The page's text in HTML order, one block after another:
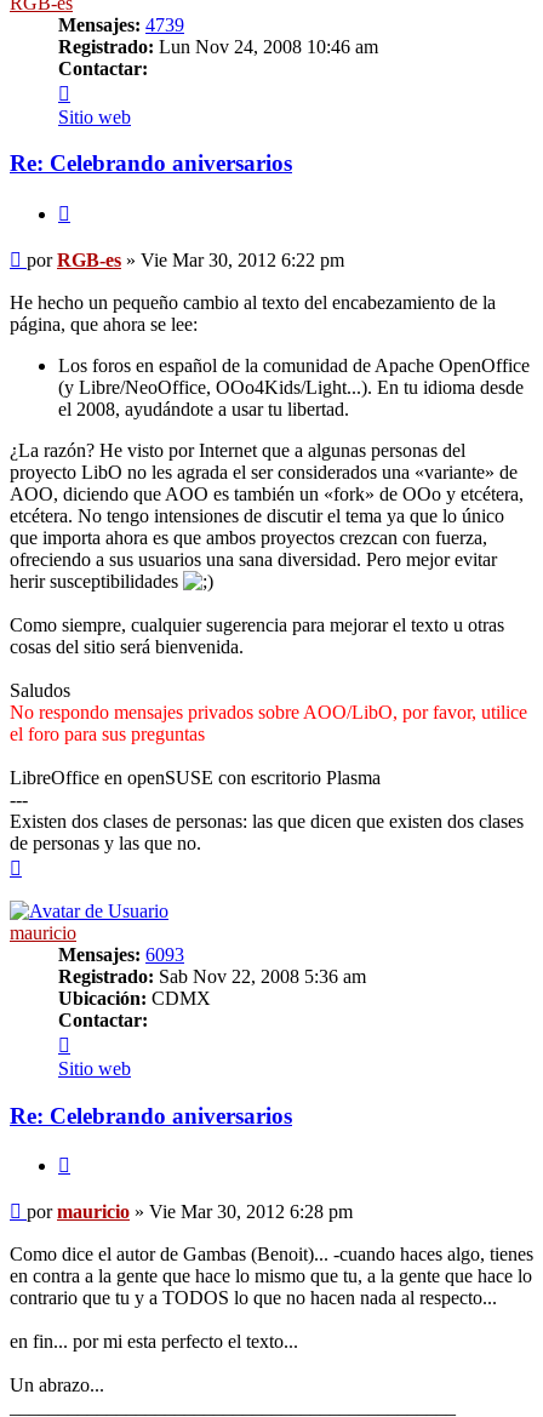
Mensajes: 4739
Registrado: Lun Nov 24, 2008 10:46 am
Contactar:
RGB-
es
Sitio web
Re: Celebrando aniversarios
Mensaje
porRGB-es » Vie Mar 30, 2012 6:22 pm
He hecho un pequeño cambio al texto del encabezamiento de la
página, que ahora se lee:
Los foros en español de la comunidad de Apache OpenOffice
(y Libre/NeoOffice, OOo4Kids/Light...). En tu idioma desde
el 2008, ayudándote a usar tu libertad.
¿La razón? He visto por Internet que a algunas personas del
proyecto LibO no les agrada el ser considerados una «variante» de
AOO, diciendo que AOO es también un «fork» de OOo y etcétera,
etcétera. No tengo intensiones de discutir el tema ya que lo único
que importa ahora es que ambos proyectos crezcan con fuerza,
ofreciendo a sus usuarios una sana diversidad. Pero mejor evitar
herir susceptibilidades
Como siempre, cualquier sugerencia para mejorar el texto u otras
cosas del sitio será bienvenida.
Saludos
No respondo mensajes privados sobre AOO/LibO, por favor, utilice
el foro para sus preguntas
LibreOffice en openSUSE con escritorio Plasma
---
Existen dos clases de personas: las que dicen que existen dos clases
de personas y las que no.
mauricio
Mensajes: 6093
Registrado: Sab Nov 22, 2008 5:36 am
Ubicación: CDMX
Contactar:
mauricio
Sitio web
Re: Celebrando aniversarios
Mensaje
pormauricio » Vie Mar 30, 2012 6:28 pm
Como dice el autor de Gambas (Benoit)... -cuando haces algo, tienes
en contra a la gente que hace lo mismo que tu, a la gente que hace lo
contrario que tu y a TODOS lo que no hacen nada al respecto...
en fin... por mi esta perfecto el texto...
Un abrazo...